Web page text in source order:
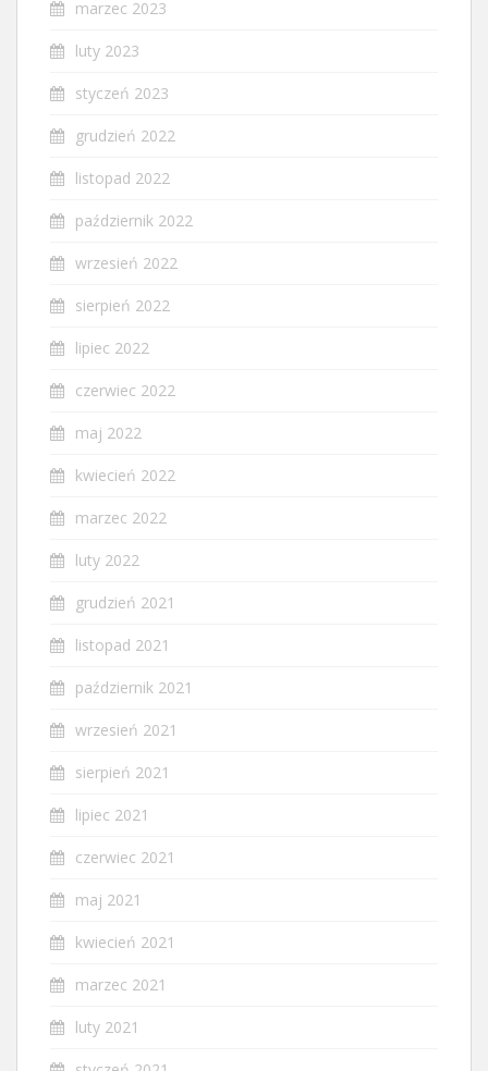
marzec 2023
luty 2023
styczeń 2023
grudzień 2022
listopad 2022
październik 2022
wrzesień 2022
sierpień 2022
lipiec 2022
czerwiec 2022
maj 2022
kwiecień 2022
marzec 2022
luty 2022
grudzień 2021
listopad 2021
październik 2021
wrzesień 2021
sierpień 2021
lipiec 2021
czerwiec 2021
maj 2021
kwiecień 2021
marzec 2021
luty 2021